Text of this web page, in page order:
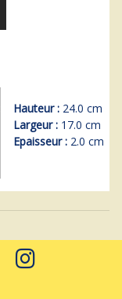
Hauteur : 24.0 cm
Largeur : 17.0 cm
Epaisseur : 2.0 cm